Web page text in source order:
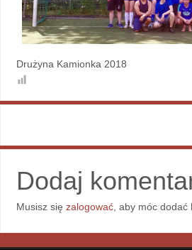
Drużyna Kamionka 2018
Dodaj
Musisz się zalogować, aby móc dodać